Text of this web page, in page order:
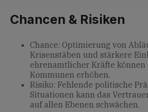
Chancen & Risiken
Chance: Optimierung von
Krisenstäben und stärkere
ehrenamtlicher Kräfte können
Kommunen erhöhen.
Risiko: Fehlende politische
Situationen kann das
auf allen Ebenen schwächen.